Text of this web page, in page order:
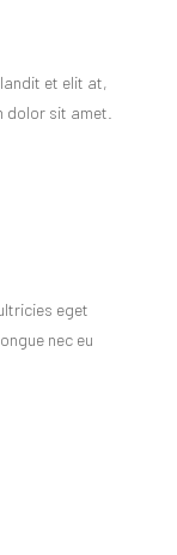
et elit at,
sit amet.
eget
nec eu